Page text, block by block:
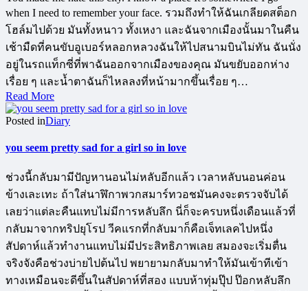
when I need to remember your face. รวมถึงทำให้ฉันเกลียดสต็อก
โฮล์มไปด้วย มันทั้งหนาว ทั้งเหงา และฉันจากเมืองนั้นมาในคืน
เช้ามืดที่คนขับอูเบอร์หลอกหลวงฉันให้ไปสนามบินไม่ทัน ฉันนั่ง
อยู่ในรถแท็กซี่ที่พาฉันออกจากเมืองของคุณ มันขยับออกห่าง
เรื่อย ๆ และน้ำตาฉันก็ไหลลงที่หน้ามากขึ้นเรื่อย ๆ…
Read More
Posted inDiary
you seem pretty sad for a girl so in love
ช่วงนี้กลับมามีปัญหานอนไม่หลับอีกแล้ว เวลาหลับนอนค่อน
ข้างเละเทะ ถ้าใส่นาฬิกาพวกสมาร์ทวอชมันคงจะตรวจจับได้
เลยว่าแต่ละคืนแทบไม่มีการหลับลึก นี่ก็จะครบหนึ่งเดือนแล้วที่
กลับมาจากทริปยุโรป วีคแรกที่กลับมาก็คือเจ็ทเลคไปหนึ่ง
สัปดาห์แล้วทำงานแทบไม่มีประสิทธิภาพเลย สมองจะเริ่มตื่น
จริงจังคือช่วงบ่ายไปต้นไป พยายามกลับมาทำให้มันเข้าทีเข้า
ทางเหมือนจะดีขึ้นในสัปดาห์ที่สอง แบบห้าทุ่มปุ๊ป ป๊อกหลับลึก